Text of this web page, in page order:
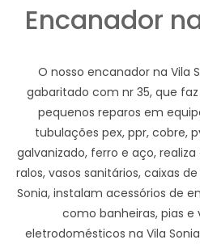
Encanador
O nosso encanador na Vila
gabaritado com nr 35, que
pequenos reparos em
tubulações pex, ppr, cobre,
galvanizado, ferro e aço,
ralos, vasos sanitários, caixas
Sonia, instalam acessórios de
como banheiras, pias e
eletrodomésticos na Vila